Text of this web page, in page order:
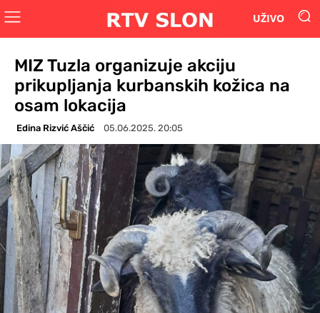
UŽIVO
MIZ Tuzla organizuje akciju
prikupljanja kurbanskih kožica na
osam lokacija
Edina Rizvić Aščić 05.06.2025. 20:05